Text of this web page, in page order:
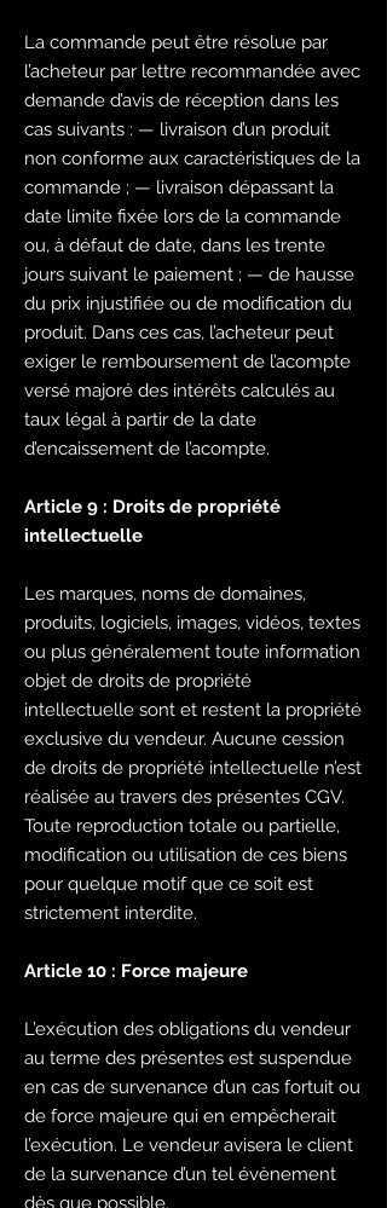
La commande peut être résolue par
l’acheteur par lettre recommandée avec
demande d’avis de réception dans les
cas suivants : — livraison d’un produit
non conforme aux caractéristiques de la
commande ; — livraison dépassant la
date limite fixée lors de la commande
ou, à défaut de date, dans les trente
jours suivant le paiement ; — de hausse
du prix injustifiée ou de modification du
produit. Dans ces cas, l’acheteur peut
exiger le remboursement de l’acompte
versé majoré des intérêts calculés au
taux légal à partir de la date
d’encaissement de l’acompte.
Article 9 : Droits de propriété
intellectuelle
Les marques, noms de domaines,
produits, logiciels, images, vidéos, textes
ou plus généralement toute information
objet de droits de propriété
intellectuelle sont et restent la propriété
exclusive du vendeur. Aucune cession
de droits de propriété intellectuelle n’est
réalisée au travers des présentes CGV.
Toute reproduction totale ou partielle,
modification ou utilisation de ces biens
pour quelque motif que ce soit est
strictement interdite.
Article 10 : Force majeure
L’exécution des obligations du vendeur
au terme des présentes est suspendue
en cas de survenance d’un cas fortuit ou
de force majeure qui en empêcherait
l’exécution. Le vendeur avisera le client
de la survenance d’un tel évènement
dès que possible.